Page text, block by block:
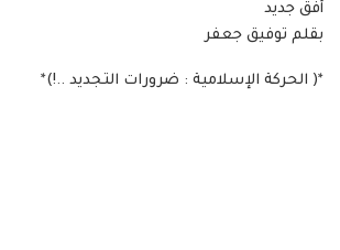
أفق جديد
بقلم توفيق جعفر
*( الحركة الإسلامية : ضرورات التجديد ..!)*